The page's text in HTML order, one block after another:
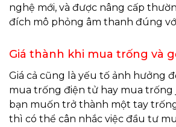
nghệ mới, và được nâng cấp
đích mô phỏng âm thanh đúng
Giá thành khi mua trống và
Giá cả cũng là yếu tố ảnh hưởng
mua trống điện tử hay mua trống
bạn muốn trở thành một tay
thì có thể cân nhắc việc đầu tư